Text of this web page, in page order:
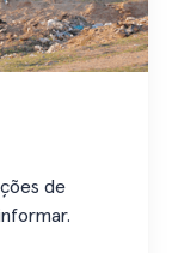
de